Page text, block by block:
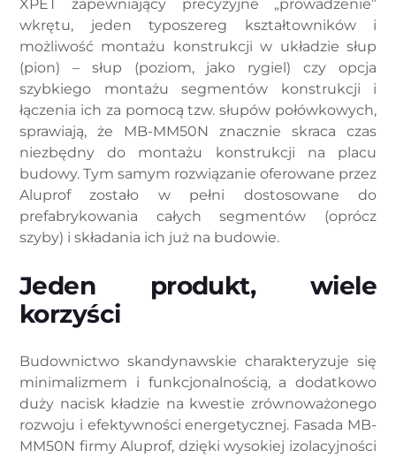
XPET zapewniający precyzyjne „prowadzenie”
wkrętu, jeden typoszereg kształtowników i
możliwość montażu konstrukcji w układzie słup
(pion) – słup (poziom, jako rygiel) czy opcja
szybkiego montażu segmentów konstrukcji i
łączenia ich za pomocą tzw. słupów połówkowych,
sprawiają, że MB-MM50N znacznie skraca czas
niezbędny do montażu konstrukcji na placu
budowy. Tym samym rozwiązanie oferowane przez
Aluprof zostało w pełni dostosowane do
prefabrykowania całych segmentów (oprócz
szyby) i składania ich już na budowie.
Jeden produkt, wiele
korzyści
Budownictwo skandynawskie charakteryzuje się
minimalizmem i funkcjonalnością, a dodatkowo
duży nacisk kładzie na kwestie zrównoważonego
rozwoju i efektywności energetycznej. Fasada MB-
MM50N firmy Aluprof, dzięki wysokiej izolacyjności